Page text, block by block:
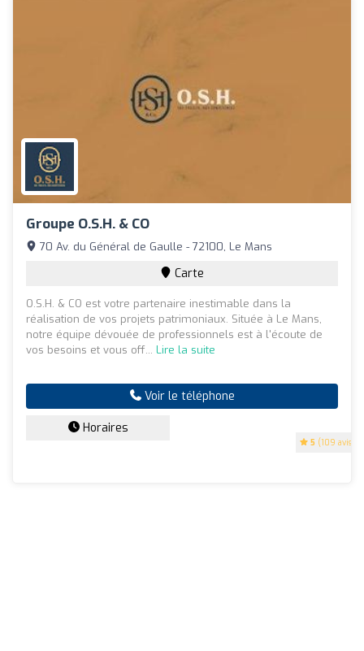
Groupe O.S.H. & CO
5 (109 avis)
70 Av. du Général de Gaulle - 72100, Le Mans
Carte
O.S.H. & CO est votre partenaire inestimable dans la
réalisation de vos projets patrimoniaux. Située à Le Mans,
notre équipe dévouée de professionnels est à l'écoute de
vos besoins et vous off... Lire la suite
Voir le téléphone
Horaires